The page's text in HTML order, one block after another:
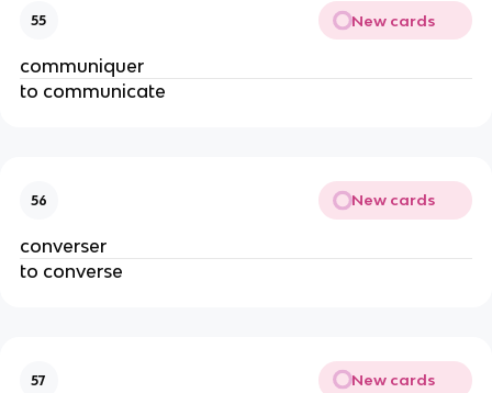
55 New cards
communiquer
to communicate
56 New cards
converser
to converse
57 New cards